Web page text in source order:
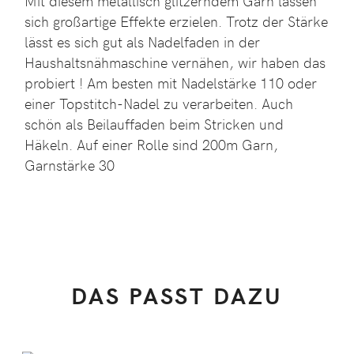
sich großartige Effekte erzielen. Trotz der Stärke
lässt es sich gut als Nadelfaden in der
Haushaltsnähmaschine vernähen, wir haben das
probiert ! Am besten mit Nadelstärke 110 oder
einer Topstitch-Nadel zu verarbeiten. Auch
schön als Beilauffaden beim Stricken und
Häkeln. Auf einer Rolle sind 200m Garn,
Garnstärke 30
DAS PASST DAZU